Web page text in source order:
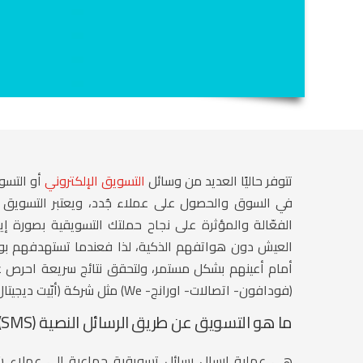
تتوفر حاليًا العديد من وسائل التسويق الإلكترونيأو
في السوق والحصول على عملاء جُدد، ويعتبر
الفعّالة والمؤثرة على نجاح حملتك التسويقية
العيش دون هواتفهم الذكية، لذا فعندما تستهدفهم
أمام أعينهم بشكل مستمر، ولتحقق نتائج سريعة احرص
(فودافون- اتصالات- اورانج- We) مثل
شركة (أبّيت
ما هو التسويق عن طريق الرسائل النصية (SMS)؟!